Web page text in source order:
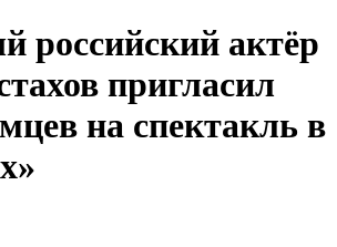
российский актёр
пригласил
на спектакль в